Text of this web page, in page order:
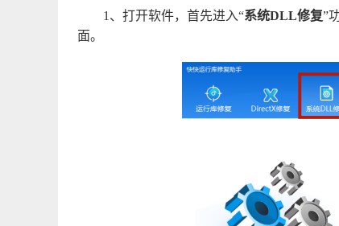
1、打开软件，首先进入“系统DLL修复”
面。